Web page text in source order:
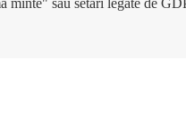
minte" sau setări legate de